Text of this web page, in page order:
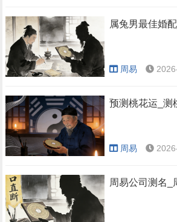
属兔男最佳婚
周易
预测桃花运_测
周易
周易公司测名_